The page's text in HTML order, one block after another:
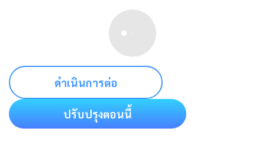
ดำเนินการต่อ
ปรับปรุงตอนนี้